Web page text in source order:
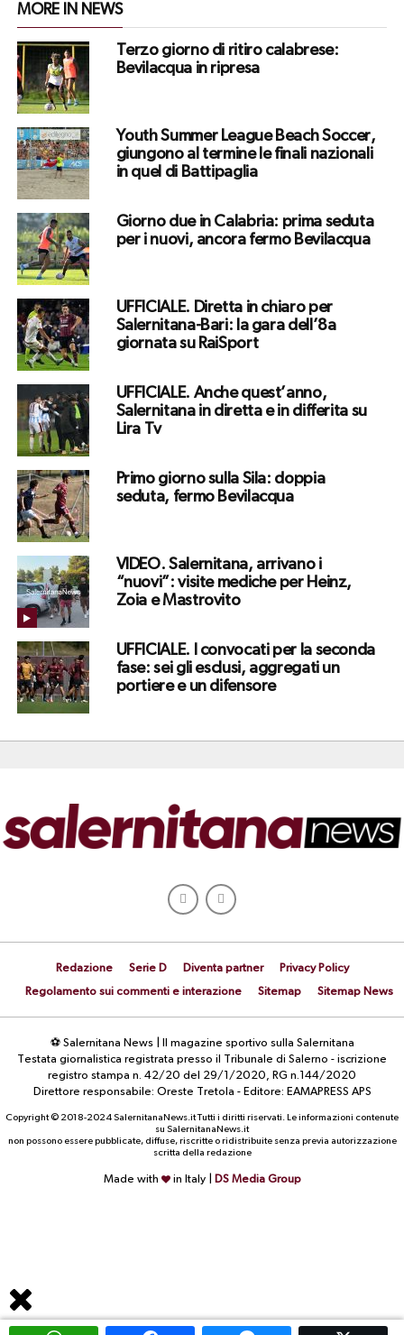
MORE IN NEWS
Terzo giorno di ritiro calabrese:
Bevilacqua in ripresa
Youth Summer League Beach Soccer,
giungono al termine le finali nazionali
in quel di Battipaglia
Giorno due in Calabria: prima seduta
per i nuovi, ancora fermo Bevilacqua
UFFICIALE. Diretta in chiaro per
Salernitana-Bari: la gara dell’8a
giornata su RaiSport
UFFICIALE. Anche quest’anno,
Salernitana in diretta e in differita su
Lira Tv
Primo giorno sulla Sila: doppia
seduta, fermo Bevilacqua
VIDEO. Salernitana, arrivano i
“nuovi”: visite mediche per Heinz,
Zoia e Mastrovito
UFFICIALE. I convocati per la seconda
fase: sei gli esclusi, aggregati un
portiere e un difensore
Redazione Serie D Diventa partner
Privacy Policy
Regolamento sui commenti e interazione
Sitemap Sitemap News
⚽ Salernitana News | Il magazine sportivo sulla Salernitana
Testata giornalistica registrata presso il Tribunale di Salerno - iscrizione
registro stampa n. 42/20 del 29/1/2020, RG n.144/2020
Direttore responsabile: Oreste Tretola - Editore: EAMAPRESS APS
Copyright © 2018-2024 SalernitanaNews.it Tutti i diritti riservati. Le informazioni contenute
su SalernitanaNews.it
non possono essere pubblicate, diffuse, riscritte o ridistribuite senza previa autorizzazione
scritta della redazione
Made with in Italy | DS Media Group